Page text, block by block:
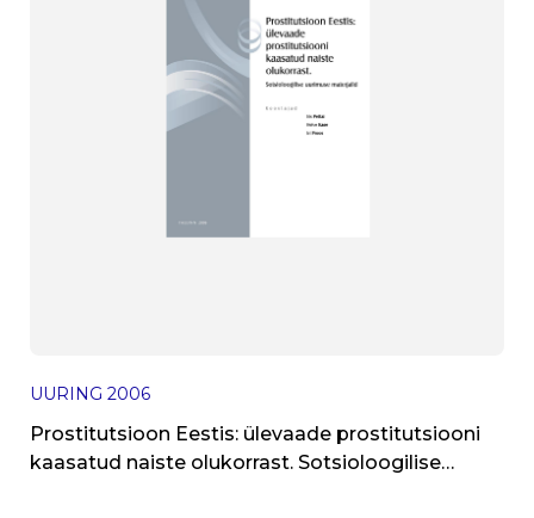
UURING 2006
Prostitutsioon Eestis: ülevaade prostitutsiooni
kaasatud naiste olukorrast. Sotsioloogilise